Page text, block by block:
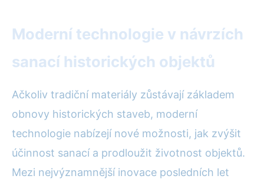
Moderní technologie v návrzích
sanací historických objektů
Ačkoliv tradiční materiály zůstávají základem
obnovy historických staveb, moderní
technologie nabízejí nové možnosti, jak zvýšit
účinnost sanací a prodloužit životnost objektů.
Mezi nejvýznamnější inovace posledních let